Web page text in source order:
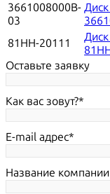
3661008000B-
03
81HH-20111
Оставьте заявку
Как вас зовут?
E-mail адрес
Название компании